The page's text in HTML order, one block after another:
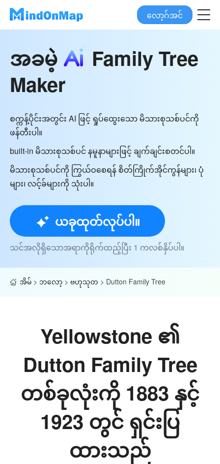
လော့ဂ်အင်
အခမဲ့
Family Tree
Maker
စက္ကန့်ပိုင်းအတွင်း AI ဖြင့် ရှုပ်ထွေးသော မိသားစုသစ်ပင်ကို
ဖန်တီးပါ။
built-in မိသားစုသစ်ပင် နမူနာများဖြင့် ချက်ချင်းစတင်ပါ။
မိသားစုသစ်ပင်ကို ကြွယ်ဝစေရန် စိတ်ကြိုက်အိုင်ကွန်များ၊ ပုံ
များ၊ လင့်ခ်များကို သုံးပါ။
ယခုထုတ်လုပ်ပါ။
သင်အလိုရှိသောအရာကိုရိုက်ထည့်ပြီး 1 ကလစ်နှိပ်ပါ။
အိမ် > ဘလော့ > ဗဟုသုတ > Dutton Family Tree
Yellowstone ၏
Dutton Family Tree
တစ်ခုလုံးကို 1883 နှင့်
1923 တွင် ရှင်းပြ
ထားသည်